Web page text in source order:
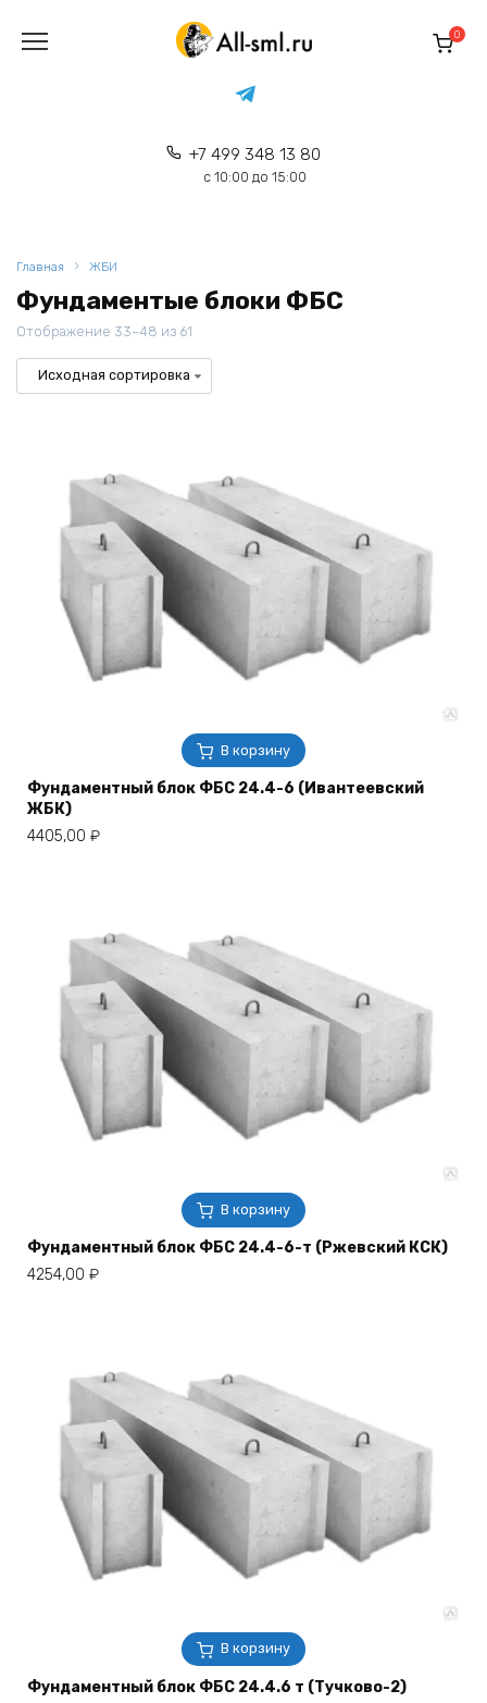
содержанию
+7 499 348 13 80
с 10:00 до 15:00
0
Главная ЖБИ
Фундаментые блоки ФБС
Отображение 33–48 из 61
В корзину
Фундаментный блок ФБС 24.4-6 (Ивантеевский
ЖБК)
4405,00 ₽
В корзину
Фундаментный блок ФБС 24.4-6-т (Ржевский КСК)
4254,00 ₽
В корзину
Фундаментный блок ФБС 24.4.6 т (Тучково-2)